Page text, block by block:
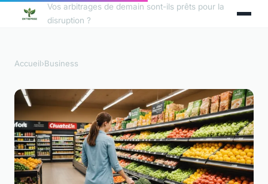
Vos arbitrages de demain sont-ils prêts pour la
disruption ?
Accueil›Business